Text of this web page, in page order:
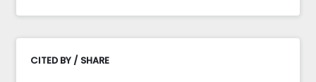
CITED BY / SHARE